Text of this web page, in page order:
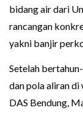
bidang air dari
rancangan
yakni banjir
Setelah
dan pola aliran di
DAS Bendung,